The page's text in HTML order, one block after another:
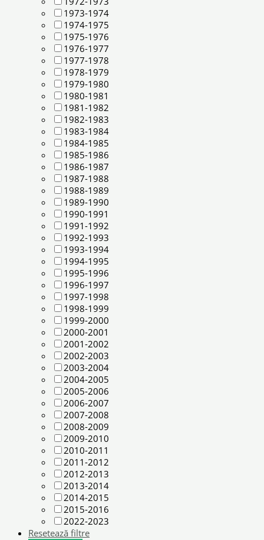
1973-1974
1974-1975
1975-1976
1976-1977
1977-1978
1978-1979
1979-1980
1980-1981
1981-1982
1982-1983
1983-1984
1984-1985
1985-1986
1986-1987
1987-1988
1988-1989
1989-1990
1990-1991
1991-1992
1992-1993
1993-1994
1994-1995
1995-1996
1996-1997
1997-1998
1998-1999
1999-2000
2000-2001
2001-2002
2002-2003
2003-2004
2004-2005
2005-2006
2006-2007
2007-2008
2008-2009
2009-2010
2010-2011
2011-2012
2012-2013
2013-2014
2014-2015
2015-2016
2022-2023
Resetează filtre